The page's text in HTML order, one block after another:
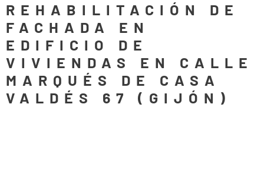
REHABILITACIÓN DE
FACHADA EN
EDIFICIO DE
VIVIENDAS EN CALLE
MARQUÉS DE CASA
VALDÉS 67 (GIJÓN)